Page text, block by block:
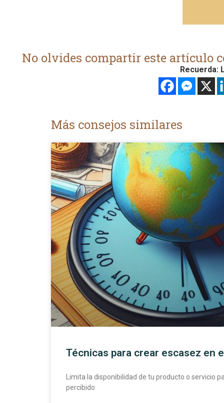
No olvides compartir este artículo
Recuerda:
Más consejos similares
Técnicas para crear escasez en
Limita la disponibilidad de tu producto o servicio
percibido